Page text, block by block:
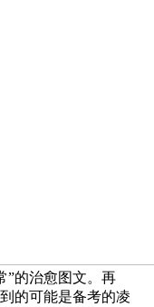
”的治愈图文。再
的可能是备考的凌